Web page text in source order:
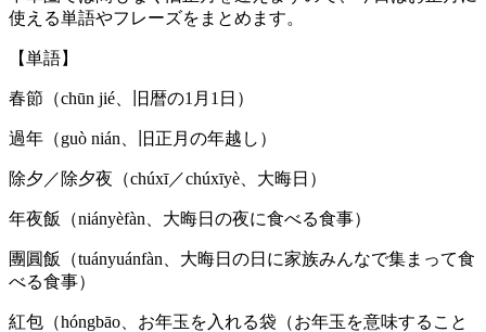
使える単語やフレーズをまとめます。
【単語】
春節（chūn jié、旧暦の1月1日）
過年（guò nián、旧正月の年越し）
除夕／除夕夜（chúxī／chúxīyè、大晦日）
年夜飯（niányèfàn、大晦日の夜に食べる食事）
團圓飯（tuányuánfàn、大晦日の日に家族みんなで集まって食
べる食事）
紅包（hóngbāo、お年玉を入れる袋（お年玉を意味すること